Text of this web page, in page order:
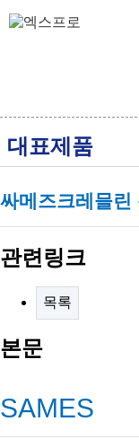
대표제품
싸메즈크레믈린
관련링크
목록
본문
SAMES